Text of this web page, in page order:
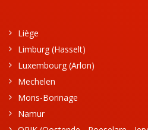
Liège
Limburg (Hasselt)
Luxembourg (Arlon)
Mechelen
Mons-Borinage
Namur